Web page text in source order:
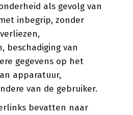
als gevolg van
inbegrip, zonder
beschadiging van
gegevens op het
apparatuur,
van de gebruiker.
bevatten naar